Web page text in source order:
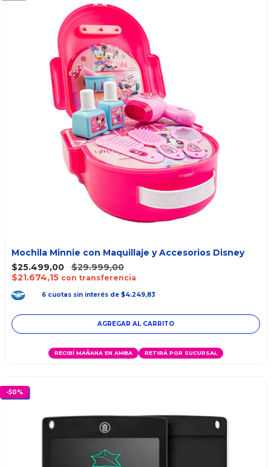
Mochila Minnie con Maquillaje y Accesorios Disney
$25.499,00
$29.999,00
$21.674,15 con transferencia
6 cuotas sin interés de $4.249,83
RECIBÍ MAÑANA EN AMBA RETIRÁ POR SUCURSAL
-50%